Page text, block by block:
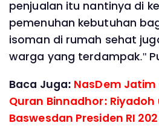
penjualan itu nantinya di
pemenuhan kebutuhan
isoman di rumah sehat
warga yang terdampak."
Baca Juga: NasDem
Quran Binnadhor:
Baswesdan Presiden RI